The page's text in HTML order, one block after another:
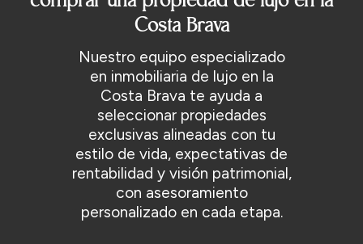
Costa Brava
Nuestro equipo especializado
en inmobiliaria de lujo en la
Costa Brava te ayuda a
seleccionar propiedades
exclusivas alineadas con tu
estilo de vida, expectativas de
rentabilidad y visión patrimonial,
con asesoramiento
personalizado en cada etapa.